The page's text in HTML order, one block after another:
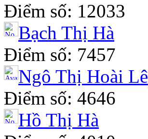
Điểm số: 12033
Bạch Thị Hà
Điểm số: 7457
Ngô Thị Hoài Lê
Điểm số: 4646
Hồ Thị Hà